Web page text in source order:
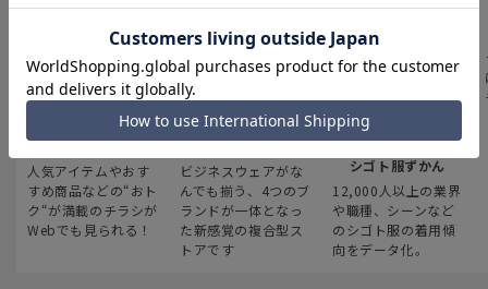
最新のお買い得情報
人気アイテムやおす
すめ商品などの“おト
ク“が満載のチラシが
Webでも見られる！
スーツスクエア
ビジネスウェアがな
んでも揃う、4つのブ
ランドが一体となっ
た新感覚の複合型ス
トアです
みんなの
シゴト服ずかん
12,000人以上の業界
や職種、シーンなど
のシゴト服の着用傾
向をデータ化。